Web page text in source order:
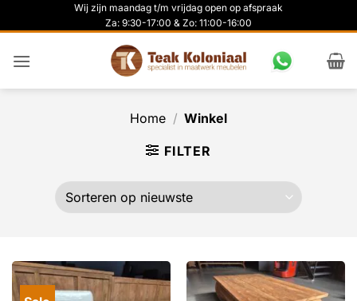
naar
Wij zijn maandag t/m vrijdag open op afspraak
Za: 9:30-17:00 & Zo: 11:00-16:00
Home / Winkel
FILTER